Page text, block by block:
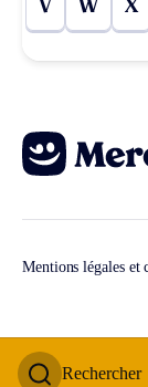
Rechercher
V W X
Mentions légales et